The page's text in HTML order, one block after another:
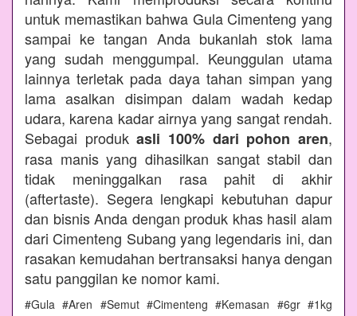
untuk memastikan bahwa Gula Cimenteng yang
sampai ke tangan Anda bukanlah stok lama
yang sudah menggumpal. Keunggulan utama
lainnya terletak pada daya tahan simpan yang
lama asalkan disimpan dalam wadah kedap
udara, karena kadar airnya yang sangat rendah.
Sebagai produkasli 100% dari pohon aren,
rasa manis yang dihasilkan sangat stabil dan
tidak meninggalkan rasa pahit di akhir
(aftertaste). Segera lengkapi kebutuhan dapur
dan bisnis Anda dengan produk khas hasil alam
dari Cimenteng Subang yang legendaris ini, dan
rasakan kemudahan bertransaksi hanya dengan
satu panggilan ke nomor kami.
#Gula #Aren #Semut #Cimenteng #Kemasan #6gr #1kg